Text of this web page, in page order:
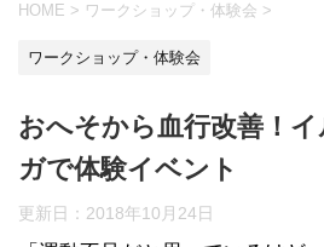
HOME > ワークショップ・体験会 >
ワークショップ・体験会
おへそから血行改善！
ガで体験イベント
更新日： 2018年10月24日